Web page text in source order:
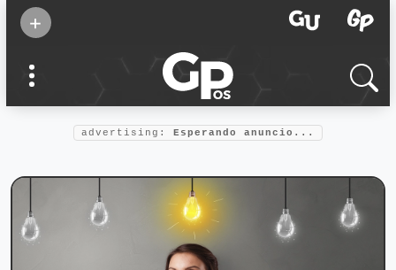
+
confianza
Foro salud
advertising: Esperando anuncio...